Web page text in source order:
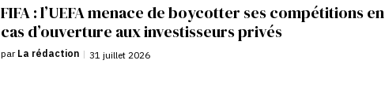
FIFA : l’UEFA menace de boycotter ses compétitions en
cas d’ouverture aux investisseurs privés
par La rédaction | 31 juillet 2026